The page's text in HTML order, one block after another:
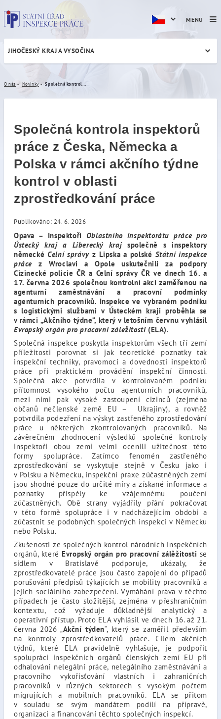
Společná kontrola
JIHOČESKÝ KRAJ A VYSOČINA
O nás Novinky
Společná kontrola inspektorů
práce z Česka, Německa a
Polska v rámci akčního týdne
kontrol v oblasti
zprostředkování práce
Publikováno: 24. 6. 2026
Opava – Inspektoři Oblastního inspektorátu práce pro
Ústecký kraj a Liberecký krajspolečně s inspektory
německé Celní správyz Lipska a polské Státní inspekce
prácez Wroclavi a Opole uskutečnili za podpory
Cizinecké policie ČR a Celní správy ČR ve dnech 16. a
17. června 2026 společnou kontrolní akci zaměřenou na
agenturní zaměstnávání a pracovní podmínky
agenturních pracovníků. Inspekce ve vybraném podniku
s logistickými službami v Ústeckém kraji proběhla se
v rámci „Akčního týdne“, který v letošním červnu vyhlásil
Evropský orgán pro pracovní záležitosti (ELA).
Společná inspekce poskytla inspektorům všech tří zemí
příležitosti porovnat si jak teoretické poznatky tak
inspekční techniky, pravomoci a dovednosti inspektorů
práce při praktickém provádění inspekční činnosti.
Společná akce potvrdila v kontrolovaném podniku
přítomnost vysokého počtu agenturních pracovníků,
mezi nimi pak vysoké zastoupení cizinců (zejména
občanů nečlenské země EU – Ukrajiny), a rovněž
potvrdila podezření na výskyt zastřeného zprostředování
práce u některých zkontrolovaných pracovníků. Na
závěrečném zhodnocení výsledků společné kontroly
inspektoři obou zemí velmi ocenili užitečnost této
formy spolupráce. Zatímco fenomén zastřeného
zprostředkování se vyskytuje stejně v Česku jako i
v Polsku a Německu, inspekční praxe zúčastněných zemí
jsou shodné pouze do určité míry a získané informace a
poznatky přispěly ke vzájemnému poučení
zúčastněných. Obě strany vyjádřily přání pokračovat
v této formě spolupráce i v nadcházejícím období a
zúčastnit se podobných společných inspekcí v Německu
nebo Polsku.
Zkušenosti ze společných kontrol národních inspekčních
orgánů, které Evropský orgán pro pracovní zálěžitosti se
sídlem v Bratislavě podporuje, ukázaly, že
zprostředkovatelé práce jsou často zapojeni do případů
porušování předpisů týkajících se mobility pracovníků a
jejich sociálního zabezpečení. Vymáhání práva v těchto
případech je často složitější, zejména v přeshraničním
kontextu, což vyžaduje důkladnější analytický a
operativní přístup. Proto ELA vyhlásil ve dnech 16. až 21.
června 2026 „ Akční týden“, který se zaměřil především
na kontroly zprostředkovatelů práce. Cílem akčních
týdnů, které ELA pravidelně vyhlašuje, je podpořit
spolupráci inspekčních orgánů členských zemí EU při
odhalování nelegální práce, nelegálního zaměstnávání a
pracovního vykořisťování vlastních i zahraničních
pracovníků v různých sektorech s vysokým počtem
migrujících a mobilních pracovníků. ELA se přitom
v souladu se svým mandátem podílí na přípravě,
organizaci a financování těchto společných inspekcí.
MENU